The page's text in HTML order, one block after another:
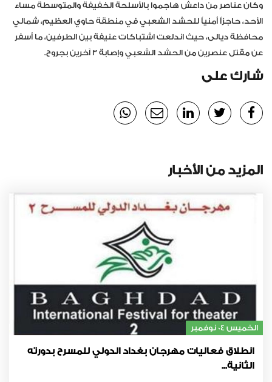
وكان عناصر من داعش هاجموا بالأسلحة الخفيفة والمتوسطة مساء
الأحد، حاجزاً أمنياً للحشد الشعبي في منطقة حاوي العظيم، شمالي
محافظة ديالى، حيث اندلعت اشتباكات عنيفة بين الطرفين، ما أسفر
عن مقتل عنصرين من الحشد الشعبي وإصابة 3 آخرين بجروح.
شارك على
المزيد من الأخبار
الخميس 04 نوفمبر
انطلاق فعاليات مهرجان بغداد الدولي للمسرح بدورته
الثانية...